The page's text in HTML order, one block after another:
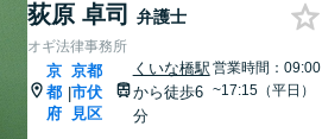
荻原 卓司 弁護士
オギ法律事務所
京
都
府
|
京都
市伏
見区
くいな橋駅
から徒歩6
分
営業時間：09:00
~17:15（平日）